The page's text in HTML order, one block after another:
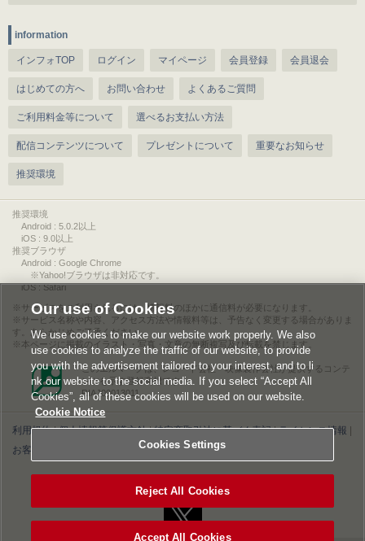
information
インフォTOP ログイン マイページ 会員登録 会員退会
はじめての方へ お問い合わせ よくあるご質問
ご利用料金等について 選べるお支払い方法
配信コンテンツについて プレゼントについて 重要なお知らせ
推奨環境
推奨環境
Android : 5.0.2以上
iOS : 9.0以上
推奨ブラウザ
Android : Google Chrome
※Yahoo!ブラウザは非対応です。
iOS : Safari
サービスをご利用されるには、情報料のほかに通信料が必要になります。
サービス名称や内容、アクセス方法や情報料等は、予告なく変更する場合がありま
す。あらかじめご了承ください。
本ページに掲載のイラスト・写真・文章の無断複写及び転載を禁じます。
このエルマークは、レコード会社・映像製作会社が提供するコンテ
ンツを示す登録商標です。
RIAJ00013011
利用規約|個人情報等保護方針|特定商取引法に基づく表記|ライセンス情報
お客様情報の外部送信について|Cookies Settings
Our use of Cookies
We use cookies to make our website work properly. We also
use cookies to analyze the traffic of our website, to provide
you with the advertisement tailored to your interest, and to li
nk our website to the social media. If you select “Accept All
Cookies”, all of these cookies will be used on our website.
Cookie Notice
Cookies Settings
Reject All Cookies
Accept All Cookies